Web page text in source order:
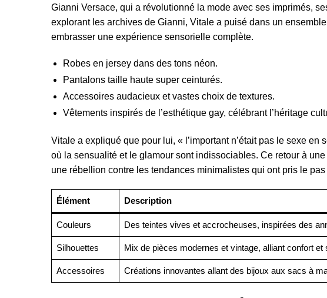
Gianni Versace, qui a révolutionné la mode avec ses imprimés,
explorant les archives de Gianni, Vitale a puisé dans un
embrasser une expérience sensorielle complète.
Robes en jersey dans des tons néon.
Pantalons taille haute super ceinturés.
Accessoires audacieux et vastes choix de textures.
Vêtements inspirés de l’esthétique gay, célébrant l’héritage
Vitale a expliqué que pour lui, « l’important n’était pas le sexe en
où la sensualité et le glamour sont indissociables. Ce retour à
une rébellion contre les tendances minimalistes qui ont pris le
Élément Description
Couleurs Des teintes vives et accrocheuses, inspirées des
Silhouettes Mix de pièces modernes et vintage, alliant confort et
Accessoires Créations innovantes allant des bijoux aux sacs à